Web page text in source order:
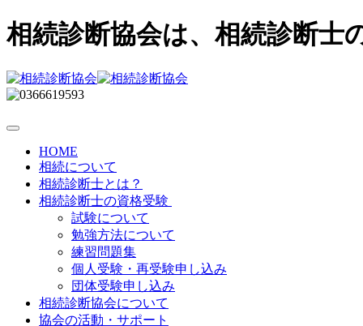
相続診断協会は、相続診断士
HOME
相続について
相続診断士とは？
相続診断士の資格受験
試験について
勉強方法について
練習問題集
個人受験・再受験申し込み
団体受験申し込み
相続診断協会について
協会の活動・サポート